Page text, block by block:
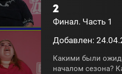
2
Финал. Часть 1
Добавлен:
Какими были
началом сезона?